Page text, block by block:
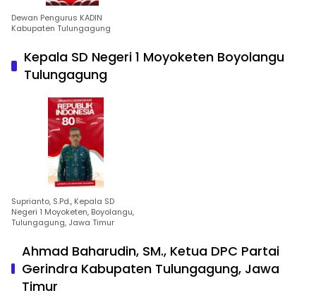
Dewan Pengurus KADIN
Kabupaten Tulungagung
Kepala SD Negeri 1 Moyoketen Boyolangu
Tulungagung
Suprianto, S.Pd., Kepala SD
Negeri 1 Moyoketen, Boyolangu,
Tulungagung, Jawa Timur
Ahmad Baharudin, SM., Ketua DPC Partai
Gerindra Kabupaten Tulungagung, Jawa
Timur